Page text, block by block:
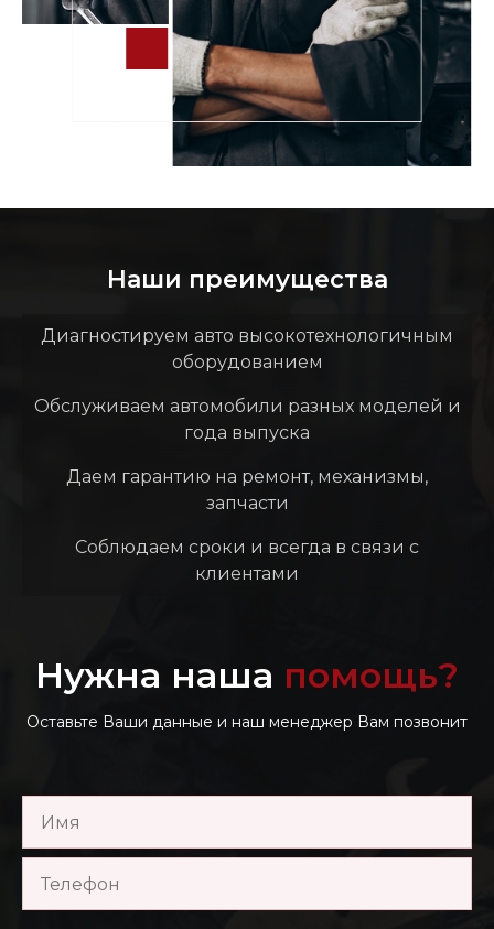
Наши преимущества
Диагностируем авто высокотехнологичным
оборудованием
Обслуживаем автомобили разных моделей и
года выпуска
Даем гарантию на ремонт, механизмы,
запчасти
Соблюдаем сроки и всегда в связи с
клиентами
Нужна наша помощь?
Оставьте Ваши данные и наш менеджер Вам позвонит